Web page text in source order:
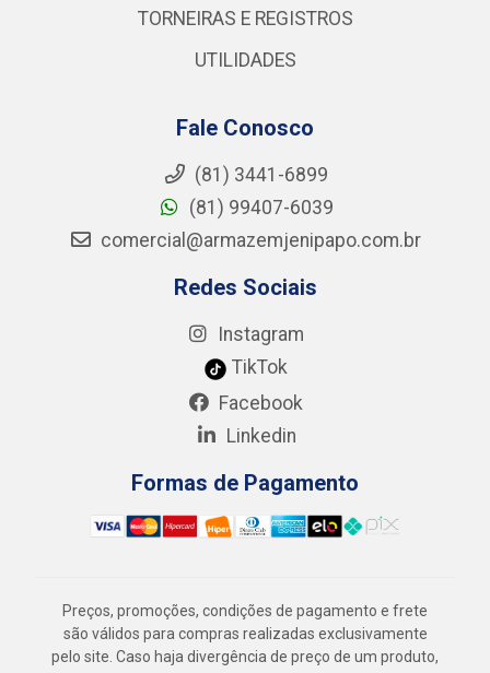
TORNEIRAS E REGISTROS
UTILIDADES
Fale Conosco
(81) 3441-6899
(81) 99407-6039
comercial@armazemjenipapo.com.br
Redes Sociais
Instagram
TikTok
Facebook
Linkedin
Formas de Pagamento
Preços, promoções, condições de pagamento e frete
são válidos para compras realizadas exclusivamente
pelo site. Caso haja divergência de preço de um produto,